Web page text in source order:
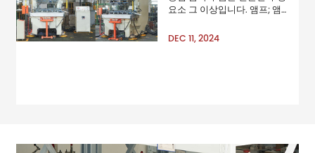
요소 그 이상입니다. 앰프; 앰
분야에서 안정적이고 효율적
DEC 11, 2024